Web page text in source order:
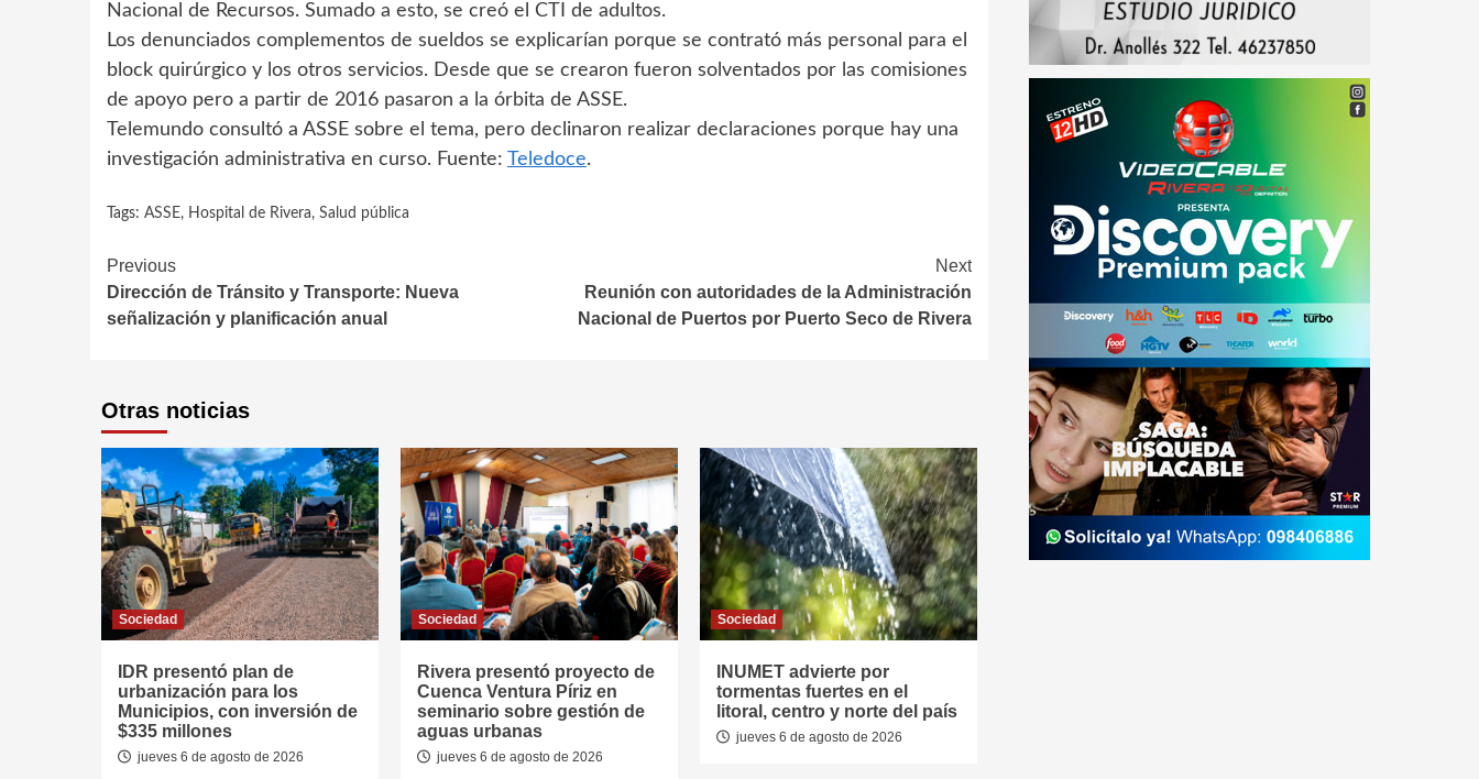
Nacional de Recursos. Sumado a esto, se creó el CTI de adultos.
Los denunciados complementos de sueldos se explicarían porque se contrató más personal para el
block quirúrgico y los otros servicios. Desde que se crearon fueron solventados por las comisiones
de apoyo pero a partir de 2016 pasaron a la órbita de ASSE.
Telemundo consultó a ASSE sobre el tema, pero declinaron realizar declaraciones porque hay una
investigación administrativa en curso. Fuente:
Teledoce.
Tags: ASSE, Hospital de Rivera, Salud pública
Continue
Reading
Previous
Dirección de Tránsito y Transporte: Nueva
señalización y planificación anual
Next
Reunión con autoridades de la Administración
Nacional de Puertos por Puerto Seco de Rivera
Otras noticias
Sociedad
IDR presentó plan de
urbanización para los
Municipios, con inversión de
$335 millones
jueves 6 de agosto de 2026
Sociedad
Rivera presentó proyecto de
Cuenca Ventura Píriz en
seminario sobre gestión de
aguas urbanas
jueves 6 de agosto de 2026
Sociedad
INUMET advierte por
tormentas fuertes en el
litoral, centro y norte del país
jueves 6 de agosto de 2026